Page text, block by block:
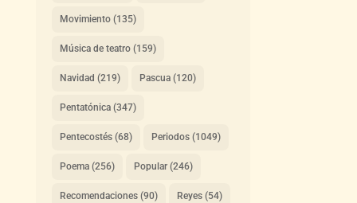
Movimiento(135)
Música de teatro(159)
Navidad (219) Pascua(120)
Pentatónica(347)
Pentecostés(68) Periodos(1049)
Poema(256) Popular(246)
Recomendaciones(90) Reyes(54)